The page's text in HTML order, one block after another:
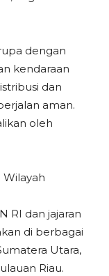
dengan
kendaraan
dan
aman.
oleh
Wilayah
RI dan jajaran
di berbagai
Utara,
Riau.